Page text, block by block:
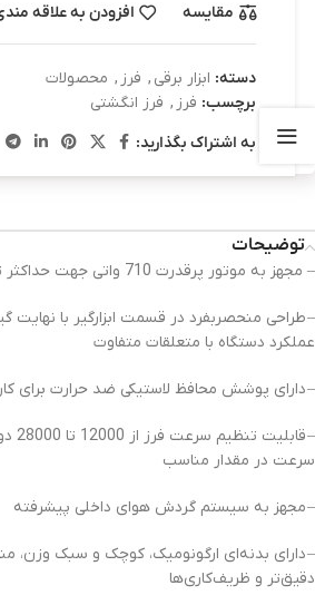
مقایسه افزودن به علاقه
دسته: ابزار برقی , فرز , محصولات
برچسب: فرز , فرز انگشتی
به اشتراک بگذارید:
توضیحات
– مجهز به موتور پرقدرت 710 واتی جهت حداکثر توان کاربری
– طراحی منحصربفرد در قسمت ابزارگیر با نهایت
عملکرد دستگاه با متعلقات متفاوت
– دارای پوشش محافظ لاستیکی ضد حرارت برای
–
سرعت در مقدار مناسب
– مجهز به سیستم گردش هوای داخلی پیشرفته
– دارای بدنه‌ای ارگونومیک، کوچک و سبک وزن،
دقیق‌تر و ظریف‌کاری‌ها